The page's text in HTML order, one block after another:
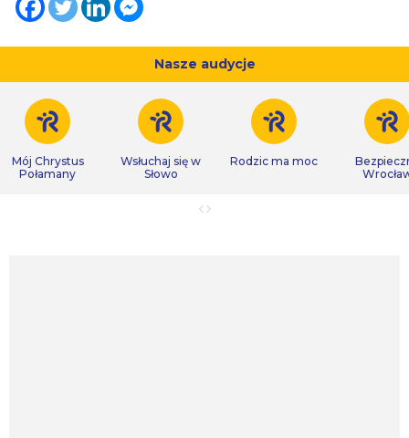
Nasze audycje
Mój Chrystus
Połamany
Wsłuchaj się w
Słowo
Rodzic ma moc